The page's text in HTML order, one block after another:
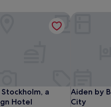
a
Hotel
a Member of
a Member of
Aiden by
City
Aiden by
Aiden by